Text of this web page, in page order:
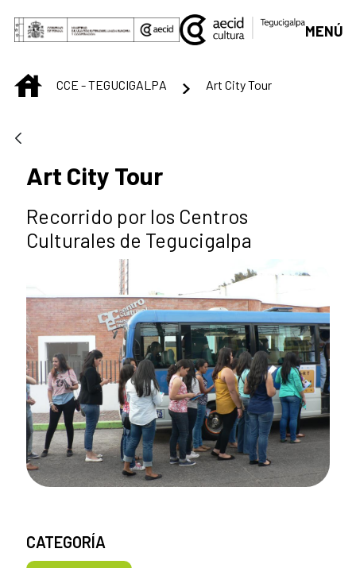
Saltar al contenido principal
MENÚ
INICIOCCE - TEGUCIGALPA Art City Tour
Art City Tour
Recorrido por los Centros
Culturales de Tegucigalpa
CATEGORÍA